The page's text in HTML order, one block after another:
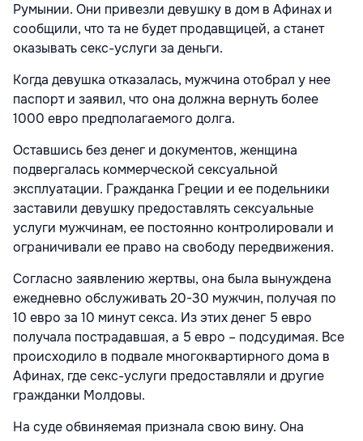
Румынии. Они привезли девушку в дом в Афинах и
сообщили, что та не будет продавщицей, а станет
оказывать секс-услуги за деньги.
Когда девушка отказалась, мужчина отобрал у нее
паспорт и заявил, что она должна вернуть более
1000 евро предполагаемого долга.
Оставшись без денег и документов, женщина
подвергалась коммерческой сексуальной
эксплуатации. Гражданка Греции и ее подельники
заставили девушку предоставлять сексуальные
услуги мужчинам, ее постоянно контролировали и
ограничивали ее право на свободу передвижения.
Согласно заявлению жертвы, она была вынуждена
ежедневно обслуживать 20-30 мужчин, получая по
10 евро за 10 минут секса. Из этих денег 5 евро
получала пострадавшая, а 5 евро – подсудимая. Все
происходило в подвале многоквартирного дома в
Афинах, где секс-услуги предоставляли и другие
гражданки Молдовы.
На суде обвиняемая признала свою вину. Она